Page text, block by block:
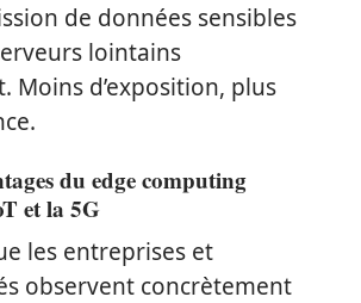
de données sensibles
lointains
Moins d’exposition, plus
du edge computing
et la 5G
les entreprises et
observent concrètement